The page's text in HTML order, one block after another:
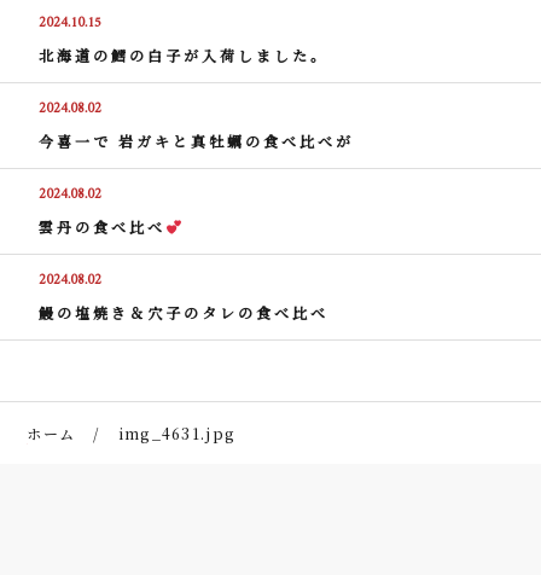
2024.10.15
北海道の鱈の白子が入荷しました。
2024.08.02
今喜一で 岩ガキと真牡蠣の食べ比べが
2024.08.02
雲丹の食べ比べ
2024.08.02
鰻の塩焼き＆穴子のタレの食べ比べ
ホーム img_4631.jpg